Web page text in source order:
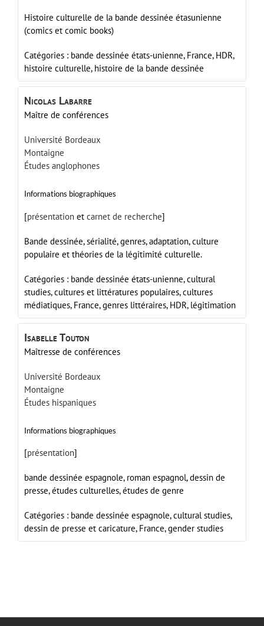
Histoire culturelle de la bande dessinée étasunienne
(comics et comic books)
Catégories : bande dessinée états-unienne, France, HDR,
histoire culturelle, histoire de la bande dessinée
Nicolas Labarre
Maître de conférences
Université Bordeaux
Montaigne
Études anglophones
Informations biographiques
[présentation et carnet de recherche]
Bande dessinée, sérialité, genres, adaptation, culture
populaire et théories de la légitimité culturelle.
Catégories : bande dessinée états-unienne,cultural
studies,cultures et littératures populaires,cultures
médiatiques, France,genres littéraires, HDR, légitimation
IsabelleTouton
Maîtresse de conférences
Université Bordeaux
Montaigne
Études hispaniques
Informations biographiques
[présentation]
bande dessinée espagnole, roman espagnol, dessin de
presse, études culturelles, études de genre
Catégories : bande dessinée espagnole,cultural studies,
dessin de presse et caricature, France,gender studies